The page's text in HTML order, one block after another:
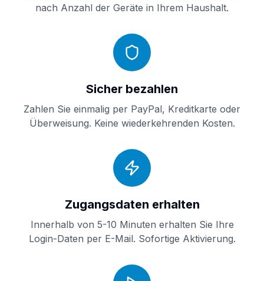
nach Anzahl der Geräte in Ihrem Haushalt.
Sicher bezahlen
Zahlen Sie einmalig per PayPal, Kreditkarte oder
Überweisung. Keine wiederkehrenden Kosten.
Zugangsdaten erhalten
Innerhalb von 5-10 Minuten erhalten Sie Ihre
Login-Daten per E-Mail. Sofortige Aktivierung.